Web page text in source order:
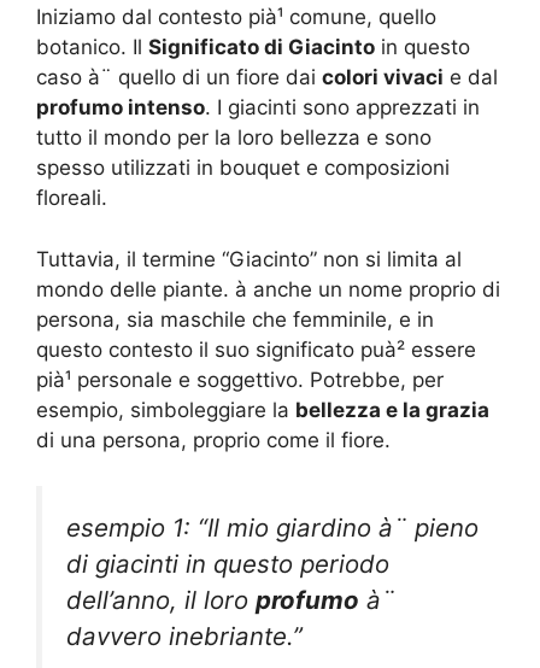
Iniziamo dal contesto pià¹ comune, quello
botanico. Il Significato di Giacinto in questo
caso à¨ quello di un fiore dai colori vivaci e dal
profumo intenso. I giacinti sono apprezzati in
tutto il mondo per la loro bellezza e sono
spesso utilizzati in bouquet e composizioni
floreali.
Tuttavia, il termine “Giacinto” non si limita al
mondo delle piante. à anche un nome proprio di
persona, sia maschile che femminile, e in
questo contesto il suo significato puà² essere
pià¹ personale e soggettivo. Potrebbe, per
esempio, simboleggiare la bellezza e la grazia
di una persona, proprio come il fiore.
esempio 1: “Il mio giardino à¨ pieno
di giacinti in questo periodo
dell’anno, il loro profumo à¨
davvero inebriante.”